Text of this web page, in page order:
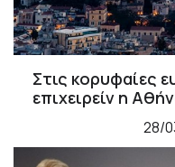
Στις κορυφαίες
επιχειρείν η
28/